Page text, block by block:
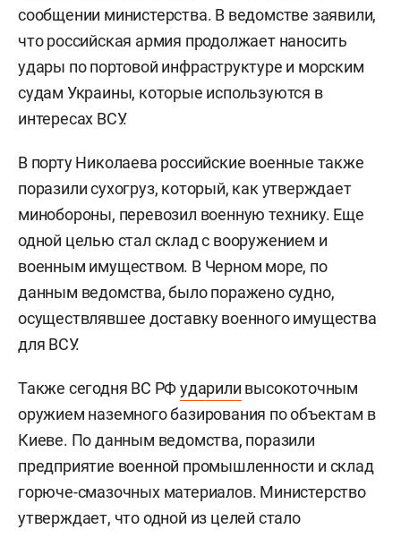
сообщении министерства. В ведомстве заявили,
что российская армия продолжает наносить
удары по портовой инфраструктуре и морским
судам Украины, которые используются в
интересах ВСУ.
В порту Николаева российские военные также
поразили сухогруз, который, как утверждает
минобороны, перевозил военную технику. Еще
одной целью стал склад с вооружением и
военным имуществом. В Черном море, по
данным ведомства, было поражено судно,
осуществлявшее доставку военного имущества
для ВСУ.
Также сегодня ВС РФударили высокоточным
оружием наземного базирования по объектам в
Киеве. По данным ведомства, поразили
предприятие военной промышленности и склад
горюче-смазочных материалов. Министерство
утверждает, что одной из целей стало